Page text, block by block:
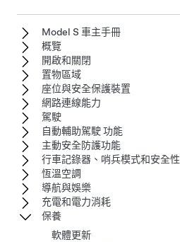
Model S 車主手冊
概覽
開啟和關閉
置物區域
座位與安全保護裝置
網路連線能力
駕駛
自動輔助駕駛 功能
主動安全防護功能
行車記錄器、哨兵模式和安全性
恆溫空調
導航與娛樂
充電和電力消耗
保養
軟體更新